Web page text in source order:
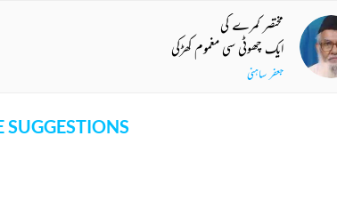
مختصر کمرے کی
ایک چھوٹی سی مغموم کھڑکی
جعفر ساہنی